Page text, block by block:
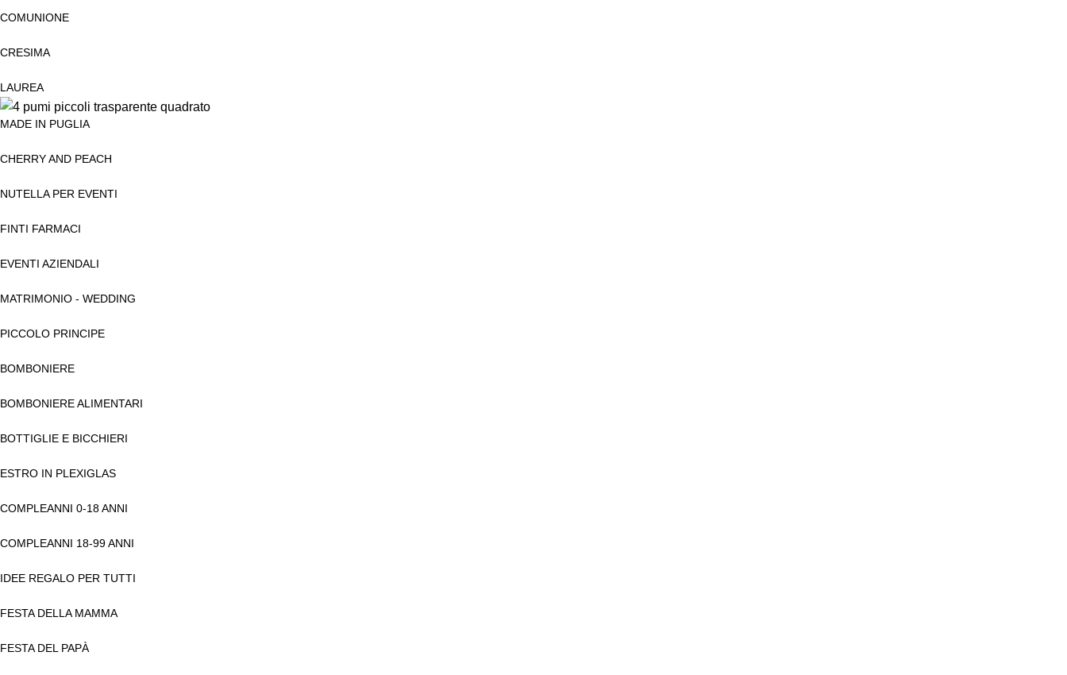
COMUNIONE
CRESIMA
LAUREA
MADE IN PUGLIA
CHERRY AND PEACH
NUTELLA PER EVENTI
FINTI FARMACI
EVENTI AZIENDALI
MATRIMONIO - WEDDING
PICCOLO PRINCIPE
BOMBONIERE
BOMBONIERE ALIMENTARI
BOTTIGLIE E BICCHIERI
ESTRO IN PLEXIGLAS
COMPLEANNI 0-18 ANNI
COMPLEANNI 18-99 ANNI
IDEE REGALO PER TUTTI
FESTA DELLA MAMMA
FESTA DEL PAPÀ